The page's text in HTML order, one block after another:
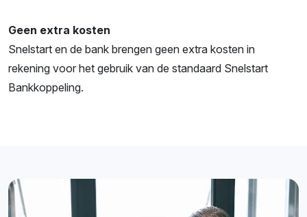
Geen extra kosten
Snelstart en de bank brengen geen extra kosten in
rekening voor het gebruik van de standaard Snelstart
Bankkoppeling.